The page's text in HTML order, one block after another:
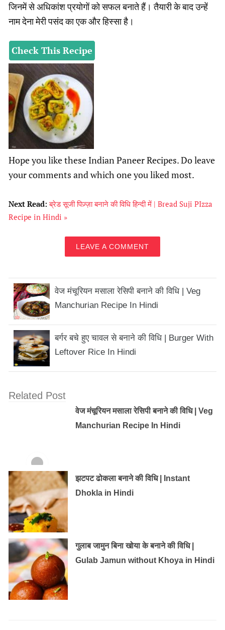
जिनमें से अधिकांश प्रयोगों को सफल बनाते हैं। तैयारी के बाद उन्हें
नाम देना मेरी पसंद का एक और हिस्सा है।
Check This Recipe
Hope you like these Indian Paneer Recipes. Do leave
your comments and which one you liked most.
Next Read:ब्रेड सूजी पिज़्ज़ा बनाने की विधि हिन्दी में | Bread Suji PIzza
Recipe in Hindi »
LEAVE A COMMENT
वेज मंचूरियन मसाला रेसिपी बनाने की विधि | Veg
Manchurian Recipe In Hindi
बर्गर बचे हुए चावल से बनाने की विधि | Burger With
Leftover Rice In Hindi
Related Post
वेज मंचूरियन मसाला रेसिपी बनाने की विधि | Veg
Manchurian Recipe In Hindi
झटपट ढोकला बनाने की विधि | Instant
Dhokla in Hindi
गुलाब जामुन बिना खोया के बनाने की विधि |
Gulab Jamun without Khoya in Hindi